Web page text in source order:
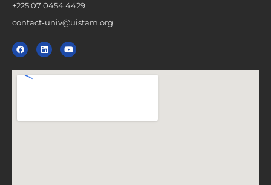
+225 07 0454 4429
contact-univ@uistam.org